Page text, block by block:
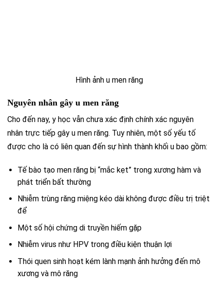
Hình ảnh u men răng
Nguyên nhân gây u men răng
Cho đến nay, y học vẫn chưa xác định chính xác nguyên
nhân trực tiếp gây u men răng. Tuy nhiên, một số yếu tố
được cho là có liên quan đến sự hình thành khối u bao gồm:
Tế bào tạo men răng bị “mắc kẹt” trong xương hàm và
phát triển bất thường
Nhiễm trùng răng miệng kéo dài không được điều trị triệt
để
Một số hội chứng di truyền hiếm gặp
Nhiễm virus như HPV trong điều kiện thuận lợi
Thói quen sinh hoạt kém lành mạnh ảnh hưởng đến mô
xương và mô răng